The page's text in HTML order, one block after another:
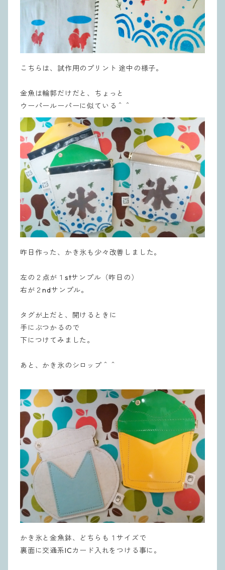
こちらは、試作用のプリント 途中の様子。
金魚は輪郭だけだと、ちょっと
ウーパールーパーに似ている＾＾
昨日作った、かき氷も少々改善しました。
左の２点が１stサンプル（昨日の）
右が２ndサンプル。
タグが上だと、開けるときに
手にぶつかるので
下につけてみました。
あと、かき氷のシロップ＾＾
かき氷と金魚鉢、どちらも１サイズで
裏面に交通系ICカード入れをつける事に。